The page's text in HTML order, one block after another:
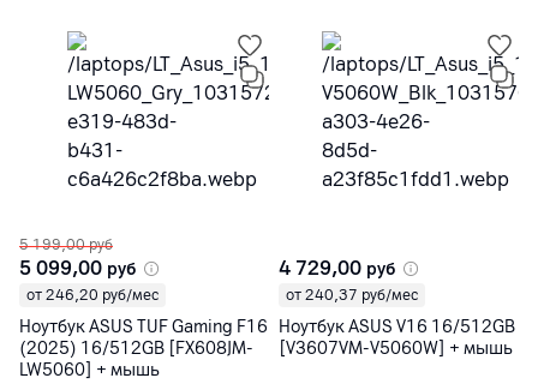
5 199,00 руб
5 099,00 руб
от 246,20 руб/мес
Ноутбук ASUS TUF Gaming F16
(2025) 16/512GB [FX608JM-
LW5060] + мышь
4 729,00 руб
от 240,37 руб/мес
Ноутбук ASUS V16 16/512GB
[V3607VM-V5060W] + мышь